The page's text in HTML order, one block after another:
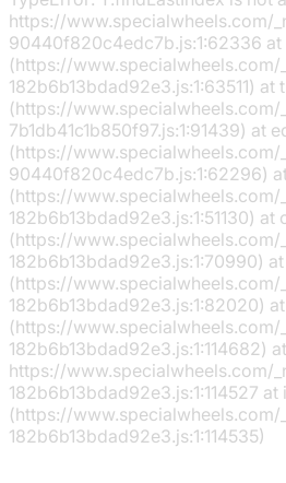
https://www.specialwheels.com/
90440f820c4edc7b.js:1:62336 at
(https://
182b6b13bdad92e3.js:1:63511) at
(https://
7b1db41c1b850f97.js:1:91439) at
(https://
90440f820c4edc7b.js:1:62296)
(https://
182b6b13bdad92e3.js:1:51130) at
(https://
182b6b13bdad92e3.js:1:70990)
(https://
182b6b13bdad92e3.js:1:82020)
(https://
182b6b13bdad92e3.js:1:114682) at
https://www.specialwheels.com/
182b6b13bdad92e3.js:1:114527 at
(https://
182b6b13bdad92e3.js:1:114535)